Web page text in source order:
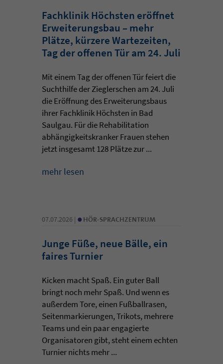
Fachklinik Höchsten eröffnet
Erweiterungsbau – mehr
Plätze, kürzere Wartezeiten,
Tag der offenen Tür am 24. Juli
Mit einem Tag der offenen Tür feiert die
Suchthilfe der Zieglerschen am 24. Juli
die Eröffnung des Erweiterungsbaus
ihrer Fachklinik Höchsten in Bad
Saulgau. Für die Rehabilitation
abhängigkeitskranker Frauen stehen
jetzt insgesamt 128 Plätze zur ...
mehr lesen
07.07.2026 | • HÖR-SPRACHZENTRUM
Junge Füße, neue Bälle, ein
faires Turnier
Kicken macht Spaß. Ein guter Ball
bringt noch mehr Spaß. Und wenn es
außerdem Tore, einen Fußballrasen,
Seitenmarkierungen, Trikots, mehrere
Teams und ein paar engagierte
Organisatoren gibt, steht einem echten
Turnier nichts mehr ...